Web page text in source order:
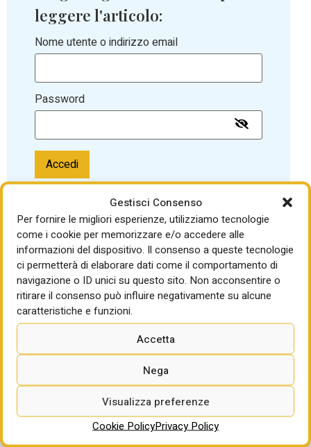
Gestisci Consenso
Per fornire le migliori esperienze, utilizziamo tecnologie
come i cookie per memorizzare e/o accedere alle
informazioni del dispositivo. Il consenso a queste tecnologie
ci permetterà di elaborare dati come il comportamento di
navigazione o ID unici su questo sito. Non acconsentire o
ritirare il consenso può influire negativamente su alcune
caratteristiche e funzioni.
Accetta
Nega
Visualizza preferenze
Cookie PolicyPrivacy Policy
leggere l'articolo:
Nome utente o indirizzo email
Password
Accedi
Password dimenticata?
LEGGI ANCHE
La temporanea sospensione
dell’anticipazione nei contratti pubblici va
richiesta dall’appaltatore e approvata dalla
stazione appaltante: contribuirà ad
alleggerire le tensioni finanziarie di
numerosi operatori economici
di Gabriella Sparano